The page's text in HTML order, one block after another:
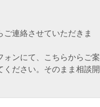
連絡させていただきま
ォンにて、こちらからご案
ださい。そのまま相談開